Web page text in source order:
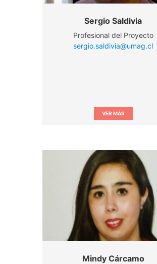
Sergio Saldivia
Profesional del Proyecto
sergio.saldivia@umag.cl
VER MÁS
Mindy Cárcamo